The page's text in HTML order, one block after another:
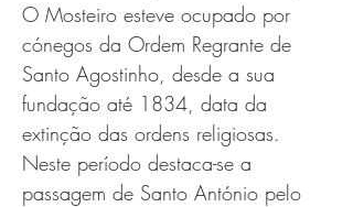
O Mosteiro esteve ocupado por
cónegos da Ordem Regrante de
Santo Agostinho, desde a sua
fundação até 1834, data da
extinção das ordens religiosas.
Neste período destaca-se a
passagem de Santo António pelo